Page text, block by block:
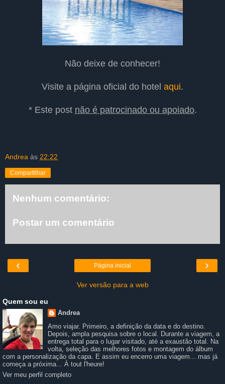
Não deixe de conhecer!
Visite a página oficial do hotel aqui.
* Este post não é patrocinado ou apoiado.
Andrea às 22:22
Compartilhar
Nenhum comentário:
Postar um comentário
‹ ›
Página inicial
Ver versão para a web
Quem sou eu
Andrea
Amo viajar. Primeiro, a definição da data e do destino.
Depois, ampla pesquisa sobre o local. Durante a viagem, a
entrega total para o lugar visitado, até a exaustão total. Na
volta, seleção das melhores fotos e montagem do álbum
com a personalização da capa. E assim eu encerro uma viagem... mas já
começa a próxima... À tout l'heure!
Ver meu perfil completo